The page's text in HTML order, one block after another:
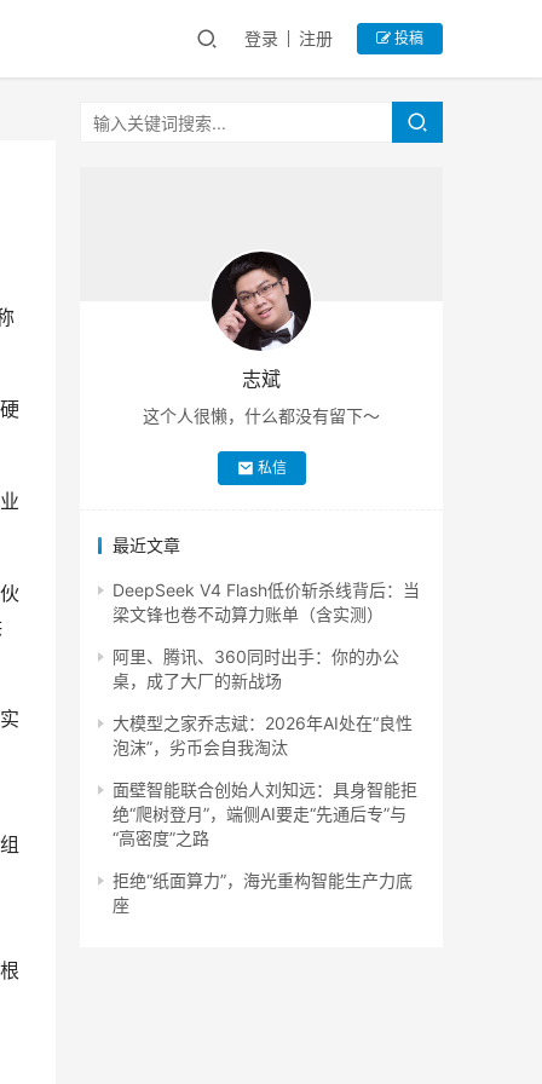
登录 注册 投稿
志斌
这个人很懒，什么都没有留下～
私信
最近文章
DeepSeek V4 Flash低价斩杀线背后：当
梁文锋也卷不动算力账单（含实测）
阿里、腾讯、360同时出手：你的办公
桌，成了大厂的新战场
大模型之家乔志斌：2026年AI处在“良性
泡沫”，劣币会自我淘汰
面壁智能联合创始人刘知远：具身智能拒
绝“爬树登月”，端侧AI要走“先通后专”与
“高密度”之路
拒绝“纸面算力”，海光重构智能生产力底
座